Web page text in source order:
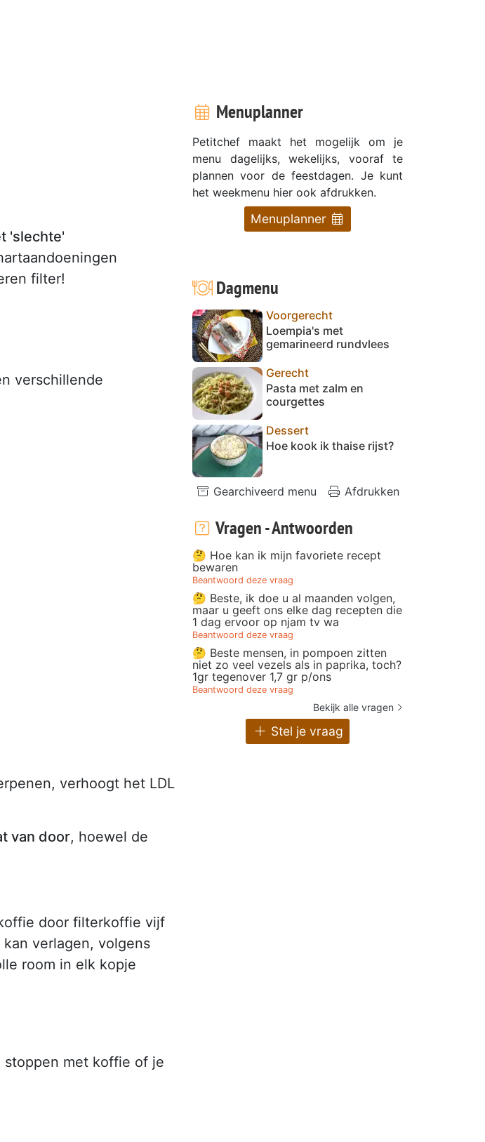
'slechte'
filter!
verschillende
verhoogt het LDL
van door, hoewel de
door filterkoffie vijf
verlagen, volgens
room in elk kopje
met koffie of je
Menuplanner
Petitchef maakt het mogelijk om je
menu dagelijks, wekelijks, vooraf te
plannen voor de feestdagen. Je kunt
het weekmenu hier ook afdrukken.
Menuplanner
Dagmenu
Voorgerecht
Loempia's met
gemarineerd rundvlees
Gerecht
Pasta met zalm en
courgettes
Dessert
Hoe kook ik thaise rijst?
Gearchiveerd menu Afdrukken
Vragen - Antwoorden
🤔 Hoe kan ik mijn favoriete recept
bewaren
Beantwoord deze vraag
🤔 Beste, ik doe u al maanden volgen,
maar u geeft ons elke dag recepten die
1 dag ervoor op njam tv wa
Beantwoord deze vraag
🤔 Beste mensen, in pompoen zitten
niet zo veel vezels als in paprika, toch?
1gr tegenover 1,7 gr p/ons
Beantwoord deze vraag
Bekijk alle vragen
Stel je vraag